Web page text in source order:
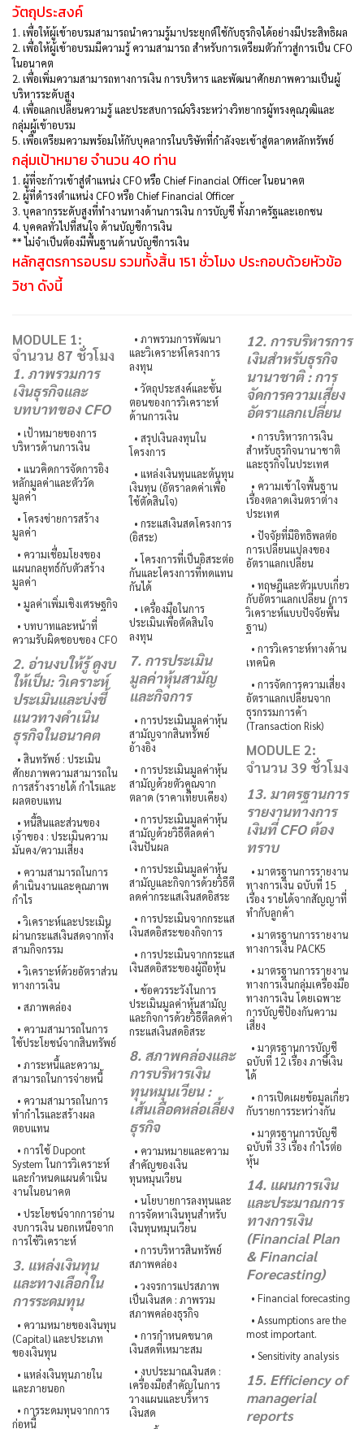
วัตถุประสงค์
1. เพื่อให้ผู้เข้าอบรมสามารถนำความรู้มาประยุกต์ใช้กับธุรกิจได้อย่างมีประสิทธิผล
2. เพื่อให้ผู้เข้าอบรมมีความรู้ ความสามารถ สำหรับการเตรียมตัวก้าวสู่การเป็น CFO
ในอนาคต
2. เพื่อเพิ่มความสามารถทางการเงิน การบริหาร และพัฒนาศักยภาพความเป็นผู้
บริหารระดับสูง
4. เพื่อแลกเปลี่ยนความรู้ และประสบการณ์จริงระหว่างวิทยากรผู้ทรงคุณวุฒิและ
กลุ่มผู้เข้าอบรม
5. เพื่อเตรียมความพร้อมให้กับบุคลากรในบริษัทที่กำลังจะเข้าสู่ตลาดหลักทรัพย์
กลุ่มเป้าหมาย จำนวน 40 ท่าน
1. ผู้ที่จะก้าวเข้าสู่ตำแหน่ง CFO หรือ Chief Financial Officer ในอนาคต
2. ผู้ที่ดำรงตำแหน่ง CFO หรือ Chief Financial Officer
3. บุคลากรระดับสูงที่ทำงานทางด้านการเงิน การบัญชี ทั้งภาครัฐและเอกชน
4. บุคคลทั่วไปที่สนใจ ด้านบัญชีการเงิน
** ไม่จำเป็นต้องมีพื้นฐานด้านบัญชีการเงิน
หลักสูตรการอบรม รวมทั้งสิ้น 151 ชั่วโมง ประกอบด้วยหัวข้อ
วิชา ดังนี้
MODULE 1:
จำนวน 87 ชั่วโมง
1. ภาพรวมการ
เงินธุรกิจและ
บทบาทของ CFO
• เป้าหมายของการ
บริหารด้านการเงิน
• แนวคิดการจัดการอิง
หลักมูลค่าและตัววัด
มูลค่า
• โครงข่ายการสร้าง
มูลค่า
• ความเชื่อมโยงของ
แผนกลยุทธ์กับตัวสร้าง
มูลค่า
• มูลค่าเพิ่มเชิงเศรษฐกิจ
• บทบาทและหน้าที่
ความรับผิดชอบของ CFO
2. อ่านงบให้รู้ ดูงบ
ให้เป็น: วิเคราะห์
ประเมินและบ่งชี้
แนวทางดำเนิน
ธุรกิจในอนาคต
• สินทรัพย์ : ประเมิน
ศักยภาพความสามารถใน
การสร้างรายได้ กำไรและ
ผลตอบแทน
• หนี้สินและส่วนของ
เจ้าของ : ประเมินความ
มั่นคง/ความเสี่ยง
• ความสามารถในการ
ดำเนินงานและคุณภาพ
กำไร
• วิเคราะห์และประเมิน
ผ่านกระแสเงินสดจากทั้ง
สามกิจกรรม
• วิเคราะห์ด้วยอัตราส่วน
ทางการเงิน
• สภาพคล่อง
• ความสามารถในการ
ใช้ประโยชน์จากสินทรัพย์
• ภาระหนี้และความ
สามารถในการจ่ายหนี้
• ความสามารถในการ
ทำกำไรและสร้างผล
ตอบแทน
• การใช้ Dupont
System ในการวิเคราะห์
และกำหนดแผนดำเนิน
งานในอนาคต
• ประโยชน์จากการอ่าน
งบการเงิน นอกเหนือจาก
การใช้วิเคราะห์
3. แหล่งเงินทุน
และทางเลือกใน
การระดมทุน
• ความหมายของเงินทุน
(Capital) และประเภท
ของเงินทุน
• แหล่งเงินทุนภายใน
และภายนอก
• การระดมทุนจากการ
ก่อหนี้
• ภาพรวมการพัฒนา
และวิเคราะห์โครงการ
ลงทุน
• วัตถุประสงค์และขั้น
ตอนของการวิเคราะห์
ด้านการเงิน
• สรุปเงินลงทุนใน
โครงการ
• แหล่งเงินทุนและต้นทุน
เงินทุน (อัตราลดค่าเพื่อ
ใช้ตัดสินใจ)
• กระแสเงินสดโครงการ
(อิสระ)
• โครงการที่เป็นอิสระต่อ
กันและโครงการที่ทดแทน
กันได้
• เครื่องมือในการ
ประเมินเพื่อตัดสินใจ
ลงทุน
7. การประเมิน
มูลค่าหุ้นสามัญ
และกิจการ
• การประเมินมูลค่าหุ้น
สามัญจากสินทรัพย์
อ้างอิง
• การประเมินมูลค่าหุ้น
สามัญด้วยตัวคูณจาก
ตลาด (ราคาเทียบเคียง)
• การประเมินมูลค่าหุ้น
สามัญด้วยวิธีตีลดค่า
เงินปันผล
• การประเมินมูลค่าหุ้น
สามัญและกิจการด้วยวิธีตี
ลดค่ากระแสเงินสดอิสระ
• การประเมินจากกระแส
เงินสดอิสระของกิจการ
• การประเมินจากกระแส
เงินสดอิสระของผู้ถือหุ้น
• ข้อควรระวังในการ
ประเมินมูลค่าหุ้นสามัญ
และกิจการด้วยวิธีตีลดค่า
กระแสเงินสดอิสระ
8. สภาพคล่องและ
การบริหารเงิน
ทุนหมุนเวียน :
เส้นเลือดหล่อเลี้ยง
ธุรกิจ
• ความหมายและความ
สำคัญของเงิน
ทุนหมุนเวียน
• นโยบายการลงทุนและ
การจัดหาเงินทุนสำหรับ
เงินทุนหมุนเวียน
• การบริหารสินทรัพย์
สภาพคล่อง
• วงจรการแปรสภาพ
เป็นเงินสด : ภาพรวม
สภาพคล่องธุรกิจ
• การกำหนดขนาด
เงินสดที่เหมาะสม
• งบประมาณเงินสด :
เครื่องมือสำคัญในการ
วางแผนและบริหาร
เงินสด
12. การบริหารการ
เงินสำหรับธุรกิจ
นานาชาติ : การ
จัดการความเสี่ยง
อัตราแลกเปลี่ยน
• การบริหารการเงิน
สำหรับธุรกิจนานาชาติ
และธุรกิจในประเทศ
• ความเข้าใจพื้นฐาน
เรื่องตลาดเงินตราต่าง
ประเทศ
• ปัจจัยที่มีอิทธิพลต่อ
การเปลี่ยนแปลงของ
อัตราแลกเปลี่ยน
• ทฤษฎีและตัวแบบเกี่ยว
กับอัตราแลกเปลี่ยน (การ
วิเคราะห์แบบปัจจัยพื้น
ฐาน)
• การวิเคราะห์ทางด้าน
เทคนิค
• การจัดการความเสี่ยง
อัตราแลกเปลี่ยนจาก
ธุรกรรมการค้า
(Transaction Risk)
MODULE 2:
จำนวน 39 ชั่วโมง
13. มาตรฐานการ
รายงานทางการ
เงินที่ CFO ต้อง
ทราบ
• มาตรฐานการรายงาน
ทางการเงิน ฉบับที่ 15
เรื่อง รายได้จากสัญญาที่
ทำกับลูกค้า
• มาตรฐานการรายงาน
ทางการเงิน PACK5
• มาตรฐานการรายงาน
ทางการเงินกลุ่มเครื่องมือ
ทางการเงิน โดยเฉพาะ
การบัญชีป้องกันความ
เสี่ยง
• มาตรฐานการบัญชี
ฉบับที่ 12 เรื่อง ภาษีเงิน
ได้
• การเปิดเผยข้อมูลเกี่ยว
กับรายการระหว่างกัน
• มาตรฐานการบัญชี
ฉบับที่ 33 เรื่อง กำไรต่อ
หุ้น
14. แผนการเงิน
และประมาณการ
ทางการเงิน
(Financial Plan
& Financial
Forecasting)
• Financial forecasting
• Assumptions are the
most important.
• Sensitivity analysis
15. Efficiency of
managerial
reports